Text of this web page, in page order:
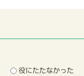
役にたたなかった